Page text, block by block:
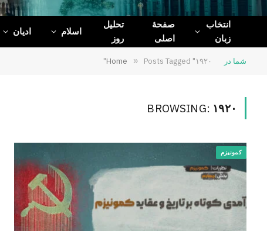
انتخاب
زبان
صفحۀ
اصلی
تحلیل
روز
اسلام ادیان
شما در Home » Posts Tagged "۱۹۲۰"
BROWSING: ۱۹۲۰
کمونیزم